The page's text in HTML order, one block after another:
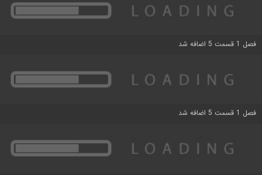
فصل 1 قسمت 5 اضافه شد
فصل 1 قسمت 5 اضافه شد